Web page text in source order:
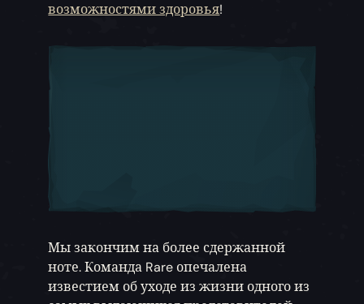
возможностями здоровья!
Мы закончим на более сдержанной
ноте. Команда Rare опечалена
известием об уходе из жизни одного из